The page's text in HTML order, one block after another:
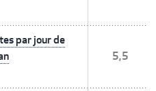
par jour de
5,5